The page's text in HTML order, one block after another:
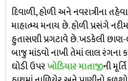
દિવાળી, હોળી અને નવરાત્રીના
માહાત્મ્ય મનાય છે. હોળી પ્રસંગે
હુતાસણી પ્રગટાવે છે. ખડકેલી છાણ-
બાજુ માંડવો નાખી તેમાં લાલ રંગના
ઘોડી ઉપરખોડિયાર માતાજીની